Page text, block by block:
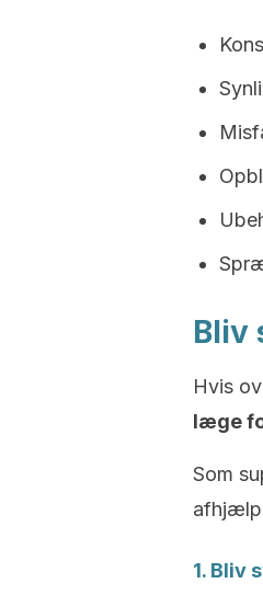
Bliv
Hvis
læge
Som
1. Bliv